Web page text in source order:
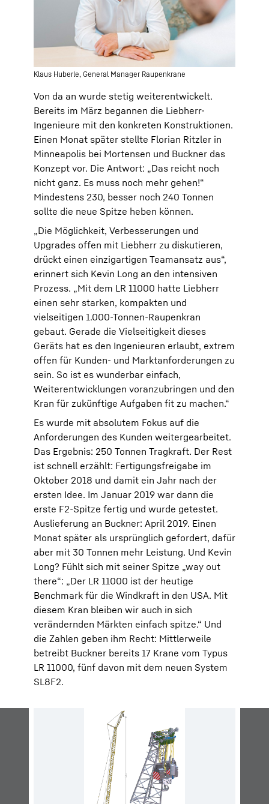
Klaus Huberle, General Manager Raupenkrane
Von da an wurde stetig weiterentwickelt.
Bereits im März begannen die Liebherr-
Ingenieure mit den konkreten Konstruktionen.
Einen Monat später stellte Florian Ritzler in
Minneapolis bei Mortensen und Buckner das
Konzept vor. Die Antwort: „Das reicht noch
nicht ganz. Es muss noch mehr gehen!“
Mindestens 230, besser noch 240 Tonnen
sollte die neue Spitze heben können.
„Die Möglichkeit, Verbesserungen und
Upgrades offen mit Liebherr zu diskutieren,
drückt einen einzigartigen Teamansatz aus“,
erinnert sich Kevin Long an den intensiven
Prozess. „Mit dem LR 11000 hatte Liebherr
einen sehr starken, kompakten und
vielseitigen 1.000-Tonnen-Raupenkran
gebaut. Gerade die Vielseitigkeit dieses
Geräts hat es den Ingenieuren erlaubt, extrem
offen für Kunden- und Marktanforderungen zu
sein. So ist es wunderbar einfach,
Weiterentwicklungen voranzubringen und den
Kran für zukünftige Aufgaben fit zu machen.“
Es wurde mit absolutem Fokus auf die
Anforderungen des Kunden weitergearbeitet.
Das Ergebnis: 250 Tonnen Tragkraft. Der Rest
ist schnell erzählt: Fertigungsfreigabe im
Oktober 2018 und damit ein Jahr nach der
ersten Idee. Im Januar 2019 war dann die
erste F2-Spitze fertig und wurde getestet.
Auslieferung an Buckner: April 2019. Einen
Monat später als ursprünglich gefordert, dafür
aber mit 30 Tonnen mehr Leistung. Und Kevin
Long? Fühlt sich mit seiner Spitze „way out
there“: „Der LR 11000 ist der heutige
Benchmark für die Windkraft in den USA. Mit
diesem Kran bleiben wir auch in sich
verändernden Märkten einfach spitze.“ Und
die Zahlen geben ihm Recht: Mittlerweile
betreibt Buckner bereits 17 Krane vom Typus
LR 11000, fünf davon mit dem neuen System
SL8F2.